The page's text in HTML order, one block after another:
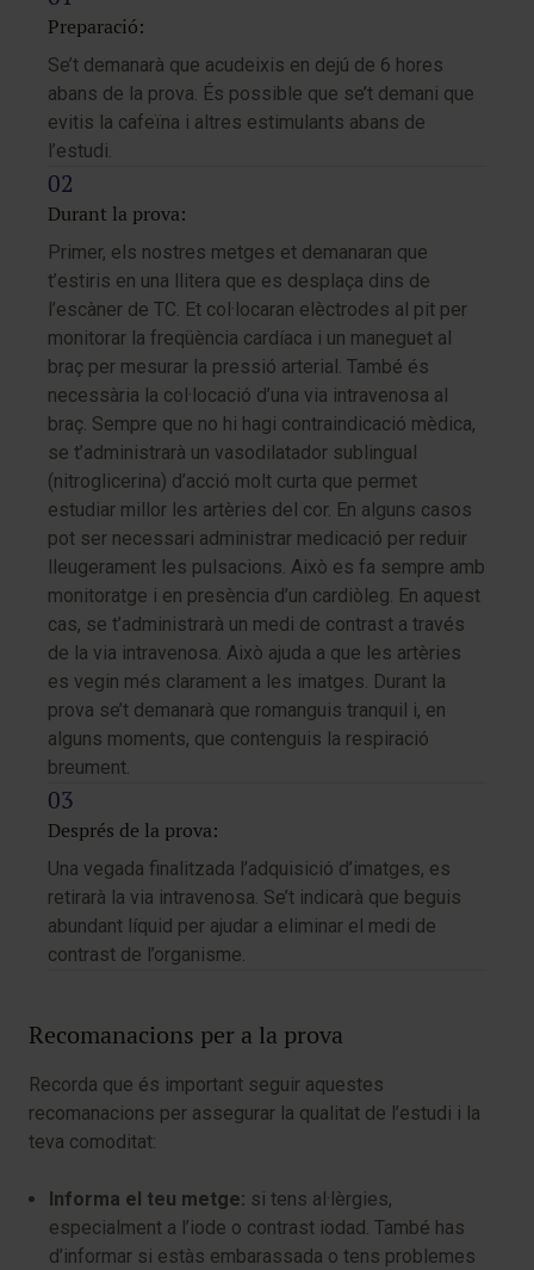
Preparació:
Se’t demanarà que acudeixis en dejú de 6 hores
abans de la prova. És possible que se’t demani que
evitis la cafeïna i altres estimulants abans de
l’estudi.
Durant la prova:
Primer, els nostres metges et demanaran que
t’estiris en una llitera que es desplaça dins de
l’escàner de TC. Et col·locaran elèctrodes al pit per
monitorar la freqüència cardíaca i un maneguet al
braç per mesurar la pressió arterial. També és
necessària la col·locació d’una via intravenosa al
braç. Sempre que no hi hagi contraindicació mèdica,
se t’administrarà un vasodilatador sublingual
(nitroglicerina) d’acció molt curta que permet
estudiar millor les artèries del cor. En alguns casos
pot ser necessari administrar medicació per reduir
lleugerament les pulsacions. Això es fa sempre amb
monitoratge i en presència d’un cardiòleg. En aquest
cas, se t’administrarà un medi de contrast a través
de la via intravenosa. Això ajuda a que les artèries
es vegin més clarament a les imatges. Durant la
prova se’t demanarà que romanguis tranquil i, en
alguns moments, que contenguis la respiració
breument.
Després de la prova:
Una vegada finalitzada l’adquisició d’imatges, es
retirarà la via intravenosa. Se’t indicarà que beguis
abundant líquid per ajudar a eliminar el medi de
contrast de l’organisme.
Recomanacions per a la prova
Recorda que és important seguir aquestes
recomanacions per assegurar la qualitat de l’estudi i la
teva comoditat:
Informa el teu metge: si tens al·lèrgies,
especialment a l’iode o contrast iodad. També has
d’informar si estàs embarassada o tens problemes